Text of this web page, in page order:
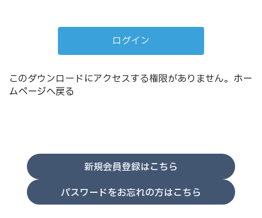
このダウンロードにアクセスする権限がありません。 ホー
ムページへ戻る
新規会員登録はこちら
パスワードをお忘れの方はこちら